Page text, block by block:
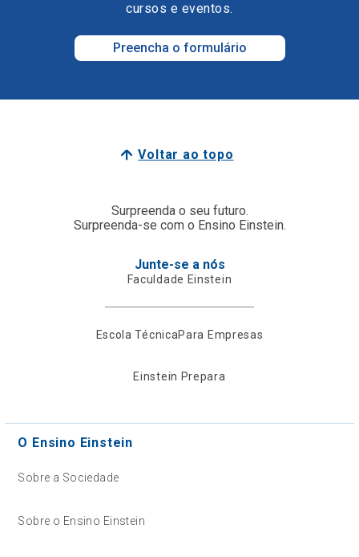
cursos e eventos.
Preencha o formulário
Voltar ao topo
Surpreenda o seu futuro.
Surpreenda-se com o Ensino Einstein.
Junte-se a nós
Faculdade Einstein
Escola TécnicaPara Empresas
Einstein Prepara
O Ensino Einstein
Sobre a Sociedade
Sobre o Ensino Einstein